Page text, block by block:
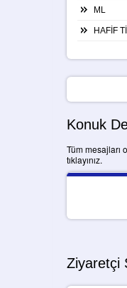
ML
HAFİF
Konuk
Tüm mesajları
tıklayınız.
Ziyaretçi